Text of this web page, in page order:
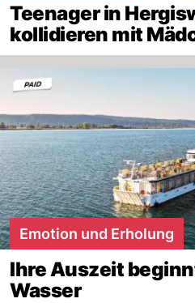
Teenager in
kollidieren mit
Emotion und Erholung
Ihre Auszeit
Wasser